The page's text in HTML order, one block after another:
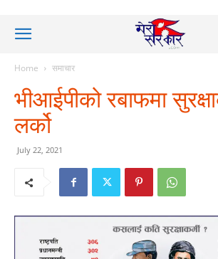
Home समाचार
भीआईपीको रबाफमा
लर्को
July 22, 2021